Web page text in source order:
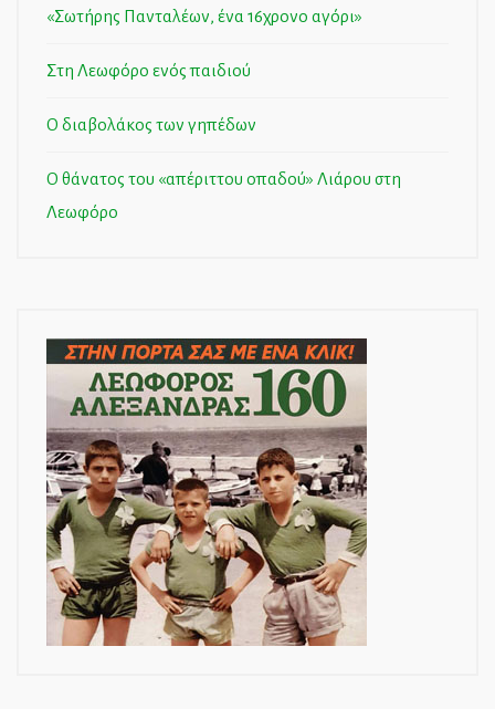
«Σωτήρης Πανταλέων, ένα 16χρονο αγόρι»
Στη Λεωφόρο ενός παιδιού
Ο διαβολάκος των γηπέδων
Ο θάνατος του «απέριττου οπαδού» Λιάρου στη
Λεωφόρο